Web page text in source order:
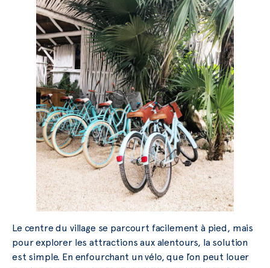
Le centre du village se parcourt facilement à pied, mais
pour explorer les attractions aux alentours, la solution
est simple. En enfourchant un vélo, que l’on peut louer